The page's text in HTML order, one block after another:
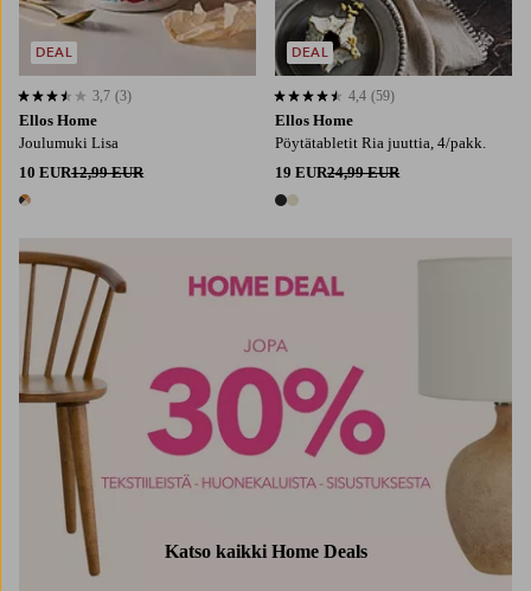
Ellos Home
Joulumuki Lisa
10 EUR12,99 EUR
1 väri
3,7 perustuen 3 arvosanaan
3,7 (3)
DEAL
Katso kaikki Home Deals
Ellos Home
Pöytätabletit Ria juuttia, 4/pakk.
19 EUR24,99 EUR
2 värejä
4,4 perustuen 59 arvosanaan
4,4 (59)
DEAL